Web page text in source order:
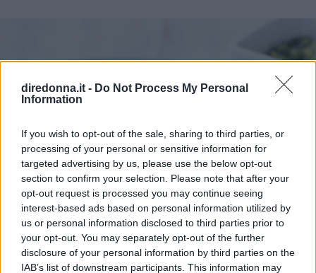
diredonna.it - Do Not Process My Personal
Information
If you wish to opt-out of the sale, sharing to third parties, or
processing of your personal or sensitive information for
targeted advertising by us, please use the below opt-out
section to confirm your selection. Please note that after your
opt-out request is processed you may continue seeing
interest-based ads based on personal information utilized by
us or personal information disclosed to third parties prior to
your opt-out. You may separately opt-out of the further
disclosure of your personal information by third parties on the
IAB’s list of downstream participants. This information may